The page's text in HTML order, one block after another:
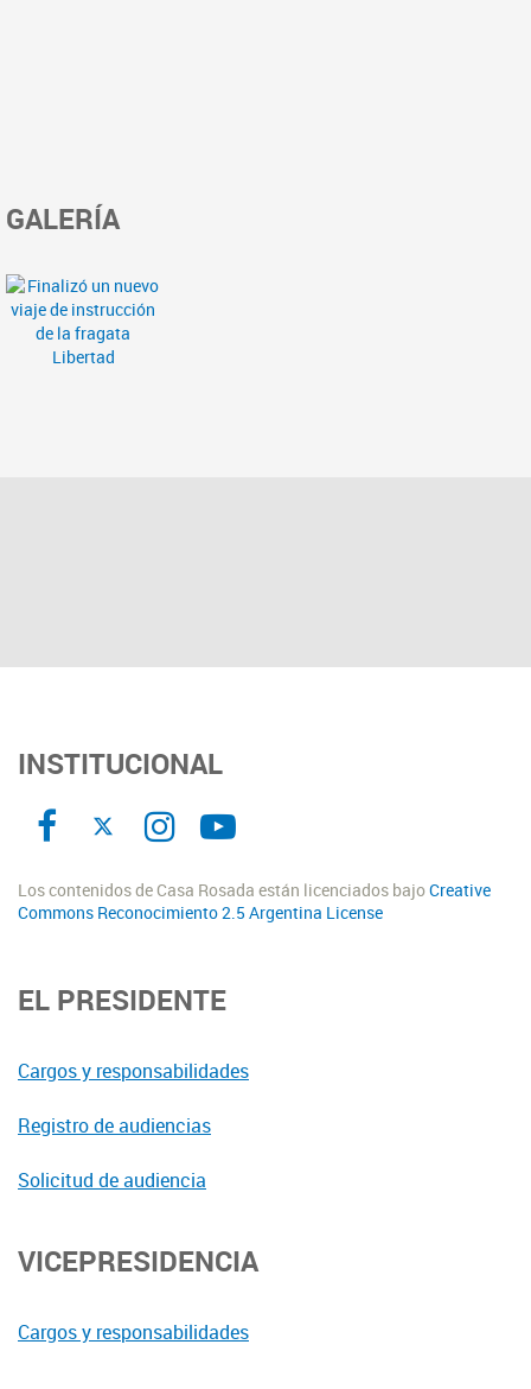
GALERÍA
INSTITUCIONAL
Los contenidos de Casa Rosada están licenciados bajoCreative
Commons Reconocimiento 2.5 Argentina License
EL PRESIDENTE
Cargos y responsabilidades
Registro de audiencias
Solicitud de audiencia
VICEPRESIDENCIA
Cargos y responsabilidades